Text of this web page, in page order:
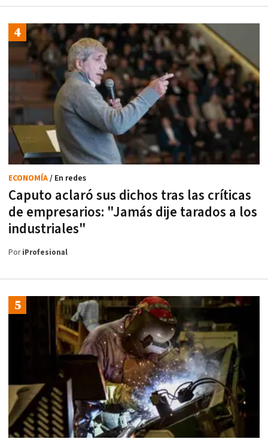
Caputo aclaró sus dichos tras las críticas
de empresarios: "Jamás dije tarados a los
industriales"
ECONOMÍA/ En redes
PoriProfesional